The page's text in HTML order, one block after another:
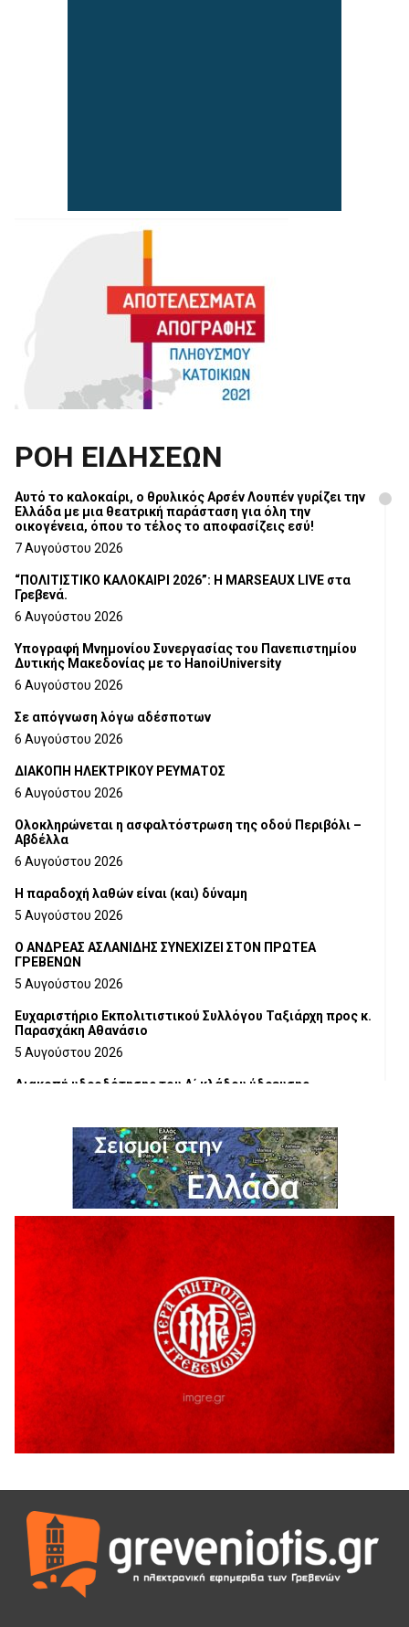
ΡΟΗ ΕΙΔΗΣΕΩΝ
Αυτό το καλοκαίρι, ο θρυλικός Αρσέν Λουπέν γυρίζει την
Ελλάδα με μια θεατρική παράσταση για όλη την
οικογένεια, όπου το τέλος το αποφασίζεις εσύ!
7 Αυγούστου 2026
“ΠΟΛΙΤΙΣΤΙΚΟ ΚΑΛΟΚΑΙΡΙ 2026”: Η MARSEAUX LIVE στα
Γρεβενά.
6 Αυγούστου 2026
Υπογραφή Μνημονίου Συνεργασίας του Πανεπιστημίου
Δυτικής Μακεδονίας με το HanoiUniversity
6 Αυγούστου 2026
Σε απόγνωση λόγω αδέσποτων
6 Αυγούστου 2026
ΔΙΑΚΟΠΗ ΗΛΕΚΤΡΙΚΟΥ ΡΕΥΜΑΤΟΣ
6 Αυγούστου 2026
Ολοκληρώνεται η ασφαλτόστρωση της οδού Περιβόλι –
Αβδέλλα
6 Αυγούστου 2026
H παραδοχή λαθών είναι (και) δύναμη
5 Αυγούστου 2026
Ο ΑΝΔΡΕΑΣ ΑΣΛΑΝΙΔΗΣ ΣΥΝΕΧΙΖΕΙ ΣΤΟΝ ΠΡΩΤΕΑ
ΓΡΕΒΕΝΩΝ
5 Αυγούστου 2026
Ευχαριστήριο Εκπολιτιστικού Συλλόγου Ταξιάρχη προς κ.
Παρασχάκη Αθανάσιο
5 Αυγούστου 2026
Διακοπή υδροδότησης του Α΄ κλάδου ύδρευσης
Η Marseaux στα Γρεβενά για μια μοναδική συναυλία
5 Αυγούστου 2026
Θερινό Σινεμά στο πλαίσιο του «Πολιτιστικού
Καλοκαιριού 2026» με την βραβευμένη ταινία «Μικρές
Ανάσες».
5 Αυγούστου 2026
Γρεβενά: Συνελήφθη 18χρονος αλλοδαπός, για κλοπή
εξοπλισμού γυμναστηρίου
ΑΗ ΛΑΟΣ | 5 Αυγούστου | Υπαίθριο Θέατρο “Καστράκι”,
41η Γιορτή Κρασιού στο Τρίκωμο – «Γιορτή Παράδοσης»
5 Αυγούστου 2026
ΕΥΧΑΡΙΣΤΙΕΣ Φυσιολατρικού Συλλόγου Γρεβενών
4 Αυγούστου 2026
Έκτακτη χρηματοδότηση 400.000€ για επιπλέον εργασίες